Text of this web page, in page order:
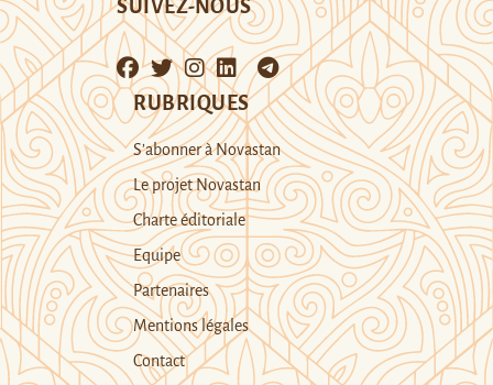
SUIVEZ-NOUS
RUBRIQUES
S’abonner à Novastan
Le projet Novastan
Charte éditoriale
Equipe
Partenaires
Mentions légales
Contact